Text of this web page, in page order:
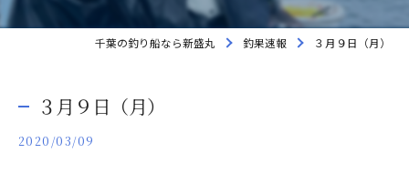
千葉の釣り船なら新盛丸 釣果速報 ３月９日（月）
３月９日（月）
2020/03/09